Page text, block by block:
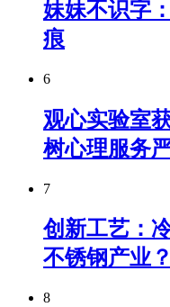
妹妹不识字
痕
6
观心实验室
树心理服务
7
创新工艺：
不锈钢产业
8